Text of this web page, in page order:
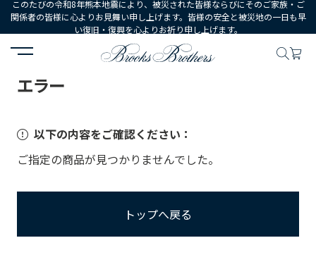
このたびの令和8年熊本地震により、被災された皆様ならびにそのご家族・ご
関係者の皆様に心よりお見舞い申し上げます。皆様の安全と被災地の一日も早
い復旧・復興を心よりお祈り申し上げます。
HOME
エラー
以下の内容をご確認ください：
ご指定の商品が見つかりませんでした。
トップへ戻る